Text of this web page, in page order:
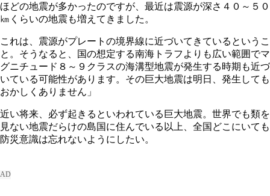
ほどの地震が多かったのですが、最近は震源が深さ４０～５０
㎞くらいの地震も増えてきました。
これは、震源がプレートの境界線に近づいてきているというこ
と。そうなると、国の想定する南海トラフよりも広い範囲でマ
グニチュード８～９クラスの海溝型地震が発生する時期も近づ
いている可能性があります。その巨大地震は明日、発生しても
おかしくありません」
近い将来、必ず起きるといわれている巨大地震。世界でも類を
見ない地震だらけの島国に住んでいる以上、全国どこにいても
防災意識は忘れないようにしたい。